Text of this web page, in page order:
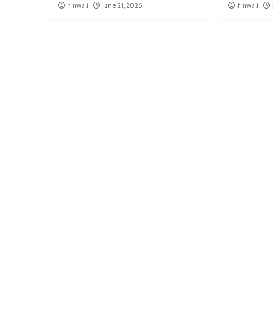
hinwali June 21, 2026 hinwali